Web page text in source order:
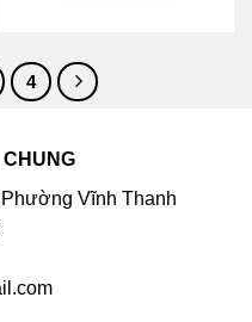
4
CHUNG
Vĩnh Thanh